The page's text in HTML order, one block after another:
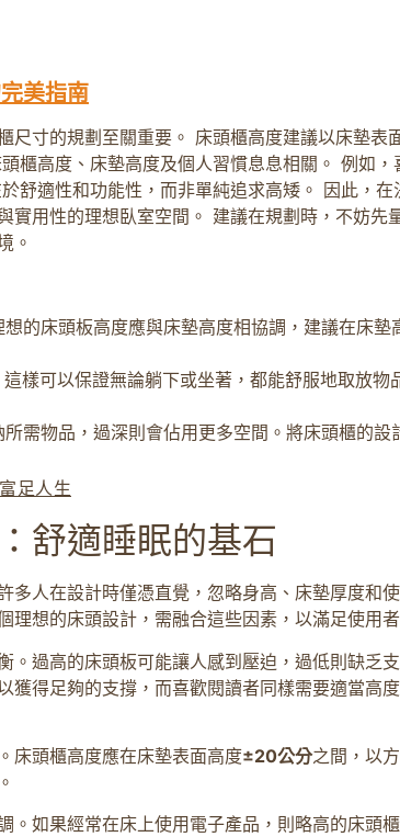
美指南
尺寸的規劃至關重要。 床頭櫃高度建議以床墊
櫃高度、床墊高度及個人習慣息息相關。 例如
舒適性和功能性，而非單純追求高矮。 因此，
實用性的理想臥室空間。 建議在規劃時，不妨
。
的床頭板高度應與床墊高度相協調，建議在床
樣可以保證無論躺下或坐著，都能舒服地取放
需物品，過深則會佔用更多空間。將床頭櫃的
足人生
舒適睡眠的基石
人在設計時僅憑直覺，忽略身高、床墊厚度和
想的床頭設計，需融合這些因素，以滿足使用者
。過高的床頭板可能讓人感到壓迫，過低則缺乏
得足夠的支撐，而喜歡閱讀者同樣需要適當高
床頭櫃高度應在床墊表面高度±20公分之間，以
如果經常在床上使用電子產品，則略高的床頭